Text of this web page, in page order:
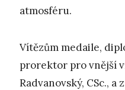
atmosféru.
Vítězům medaile,
prorektor pro vnější
Radvanovský, CSc.,